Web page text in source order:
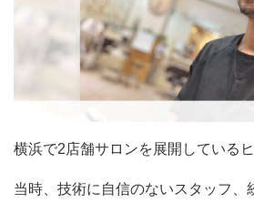
横浜で2店舗サロンを展開しているヒ
当時、技術に自信のないスタッフ、